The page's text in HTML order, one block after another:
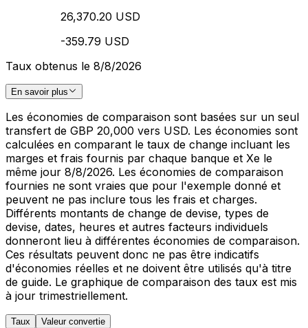
26,370.20 USD
-359.79 USD
Taux obtenus le 8/8/2026
En savoir plus
Les économies de comparaison sont basées sur un seul
transfert de GBP 20,000 vers USD. Les économies sont
calculées en comparant le taux de change incluant les
marges et frais fournis par chaque banque et Xe le
même jour 8/8/2026. Les économies de comparaison
fournies ne sont vraies que pour l'exemple donné et
peuvent ne pas inclure tous les frais et charges.
Différents montants de change de devise, types de
devise, dates, heures et autres facteurs individuels
donneront lieu à différentes économies de comparaison.
Ces résultats peuvent donc ne pas être indicatifs
d'économies réelles et ne doivent être utilisés qu'à titre
de guide. Le graphique de comparaison des taux est mis
à jour trimestriellement.
Taux Valeur convertie